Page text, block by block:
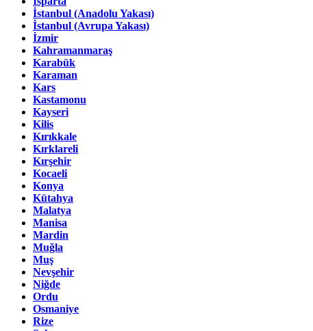
İstanbul (Anadolu Yakası)
İstanbul (Avrupa Yakası)
İzmir
Kahramanmaraş
Karabük
Karaman
Kars
Kastamonu
Kayseri
Kilis
Kırıkkale
Kırklareli
Kırşehir
Kocaeli
Konya
Kütahya
Malatya
Manisa
Mardin
Muğla
Muş
Nevşehir
Niğde
Ordu
Osmaniye
Rize